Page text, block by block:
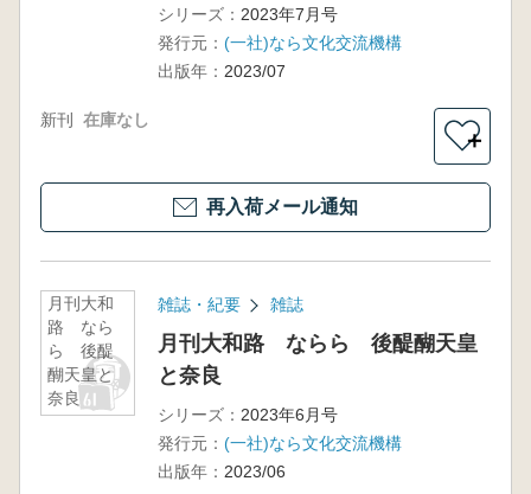
シリーズ： 2023年7月号
発行元： (一社)なら文化交流機構
出版年： 2023/07
新刊 在庫なし
＋
再入荷メール通知
月刊大和
路 なら
ら 後醍
醐天皇と
奈良
雑誌・紀要 雑誌
月刊大和路 ならら 後醍醐天皇
と奈良
シリーズ： 2023年6月号
発行元： (一社)なら文化交流機構
出版年： 2023/06